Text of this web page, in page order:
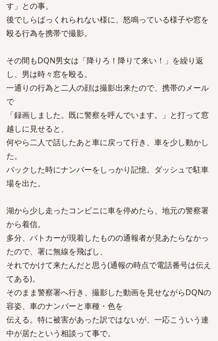
す」との事。
後でしらばっくれられない様に、怒鳴っている様子や窓を
殴る行為を携帯で撮影。
その間もDQN男女は「降りろ！降りて来い！」を繰り返
し、男は時々窓を殴る。
一通りの行為と二人の顔は撮影出来たので、携帯のメール
で
「録画しました。既に警察を呼んでいます。」と打って窓
越しに見せると、
何やら二人で話したあと車に戻って行き、車を少し動かし
た。
バックした時にナンバーをしっかり記憶。ダッシュで駐車
場を出た。
湖から少し走ったコンビニに車を停めたら、地元の警察署
から着信。
多分、パトカーが現着したものの通報者が見あたらなかっ
たので、署に無線を飛ばし、
それでかけて来たんだと思う(通報の時点で電話番号は伝え
てある)。
そのまま警察署へ行き、撮影した動画を見せながらDQNの
容姿、車のナンバーと車種・色を
伝える。特に被害があった訳ではないが、一応こういう連
中が居たという相談って事で。